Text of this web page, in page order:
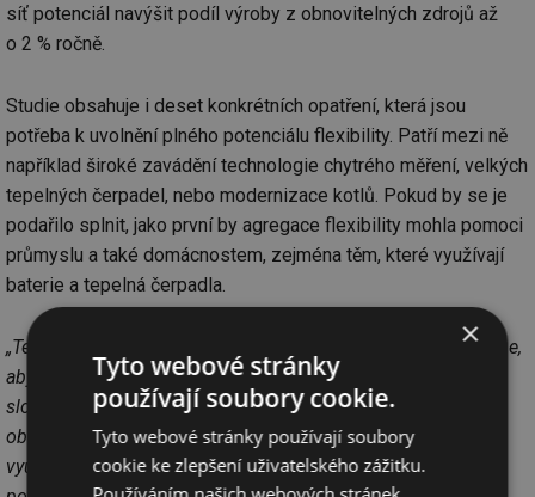
síť potenciál navýšit podíl výroby z obnovitelných zdrojů až
o 2 % ročně.
Studie obsahuje i deset konkrétních opatření, která jsou
potřeba k uvolnění plného potenciálu flexibility. Patří mezi ně
například široké zavádění technologie chytrého měření, velkých
tepelných čerpadel, nebo modernizace kotlů. Pokud by se je
podařilo splnit, jako první by agregace flexibility mohla pomoci
průmyslu a také domácnostem, zejména těm, které využívají
baterie a tepelná čerpadla.
„Teď je ten čas, kdy bychom měli přemýšlet o tom, jak chceme,
aby fungovala naše energetická síť, jaký má být mix jejího
složení. Agregace flexibility může akcelerovat růst
obnovitelných zdrojů, pomoci stabilitě sítě a umožnit větší
využití levné energie, kterou bychom jinak třeba vyvezli. Její
×
Tyto webové stránky
používají soubory cookie.
Tyto webové stránky používají soubory
cookie ke zlepšení uživatelského zážitku.